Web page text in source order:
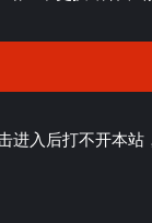
进入后打不开本站